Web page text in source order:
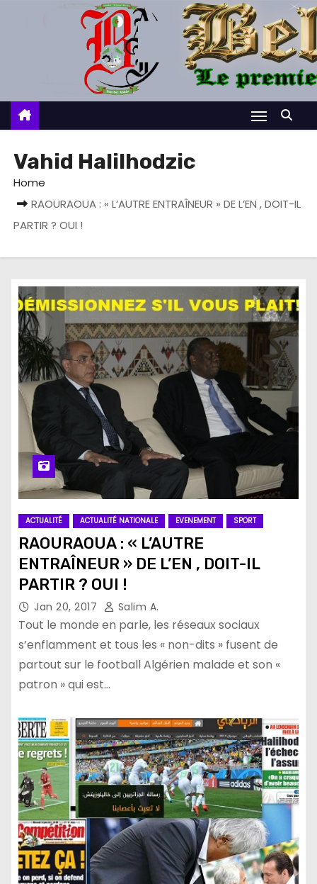
c
Vahid Halilhodzic
Home
RAOURAOUA : « L’AUTRE ENTRAÎNEUR » DE L’EN , DOIT-IL
PARTIR ? OUI !
ACTUALITÉ ACTUALITÉ NATIONALE EVENEMENT SPORT
RAOURAOUA : « L’AUTRE
ENTRAÎNEUR » DE L’EN , DOIT-IL
PARTIR ? OUI !
Jan 20, 2017 Salim A.
Tout le monde en parle, les réseaux sociaux
s’enflamment et tous les « non-dits » fusent de
partout sur le football Algérien malade et son «
patron » qui est…